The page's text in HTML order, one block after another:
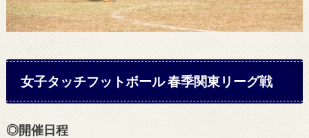
女子タッチフットボール 春季関東リーグ戦
◎開催日程